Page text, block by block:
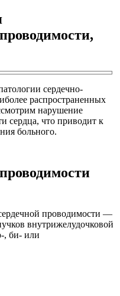
сердечно-
распространенных
нарушение
сердца, что приводит к
больного.
проводимости —
внутрижелудочковой
, би- или